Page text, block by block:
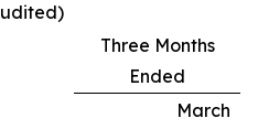
Three Months
Ended
March